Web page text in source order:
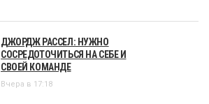
ДЖОРДЖ РАССЕЛ: НУЖНО
СОСРЕДОТОЧИТЬСЯ НА СЕБЕ И
СВОЕЙ КОМАНДЕ
Вчера в 17:18